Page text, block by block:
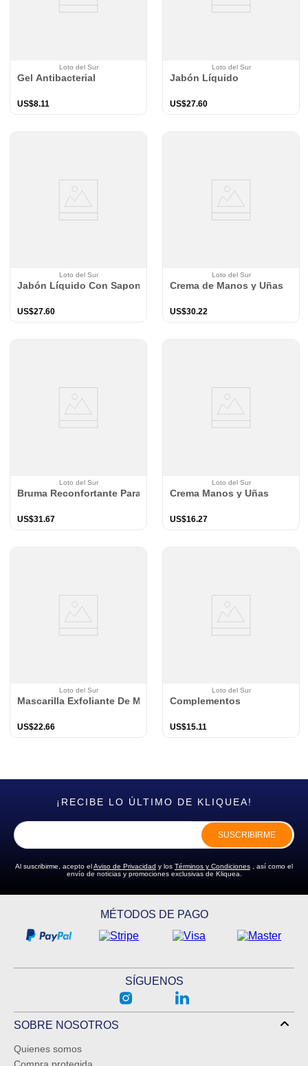
Loto del Sur
Gel Antibacterial
US$8.11
Loto del Sur
Jabón Líquido
US$27.60
Loto del Sur
Jabón Líquido Con Saponinas
US$27.60
Loto del Sur
Crema de Manos y Uñas
US$30.22
Loto del Sur
Bruma Reconfortante Para Pies
US$31.67
Loto del Sur
Crema Manos y Uñas
US$16.27
Loto del Sur
Mascarilla Exfoliante De Manos
US$22.66
Loto del Sur
Complementos
US$15.11
¡RECIBE LO ÚLTIMO DE KLIQUEA!
SUSCRIBIRME
Al suscribirme, acepto elAviso de Privacidad y los Términos y Condiciones , así como el
envío de noticias y promociones exclusivas de Kliquea.
MÉTODOS DE PAGO
SÍGUENOS
SOBRE NOSOTROS
Quienes somos